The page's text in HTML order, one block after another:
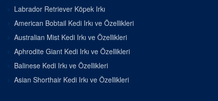
Labrador Retriever Köpek Irkı
American Bobtail Kedi Irkı ve Özellikleri
Australian Mist Kedi Irkı ve Özellikleri
Aphrodite Giant Kedi Irkı ve Özellikleri
Balinese Kedi Irkı ve Özellikleri
Asian Shorthair Kedi Irkı ve Özellikleri